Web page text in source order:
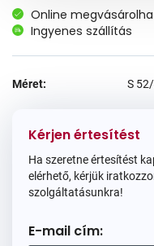
Online
Ingyenes szállítás
Méret: S
Kérjen értesítést
Ha szeretne értesítést
elérhető, kérjük
szolgáltatásunkra!
E-mail cím: